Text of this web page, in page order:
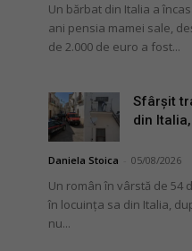
Un bărbat din Italia a
ani pensia mamei sale,
de 2.000 de euro a fost...
Sfârșit
din
Daniela Stoica 05/08/2026
Un român în vârstă de 54
în locuința sa din Italia,
nu...